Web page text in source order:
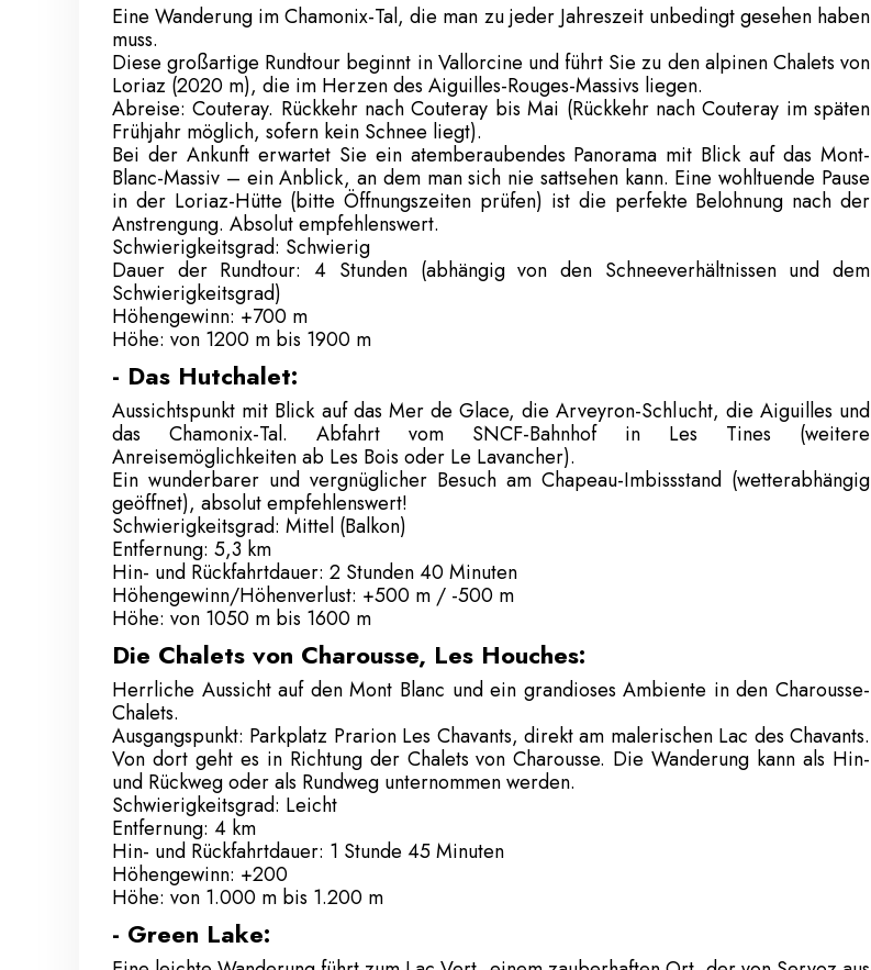
Eine Wanderung im Chamonix-Tal, die man zu jeder Jahreszeit unbedingt gesehen haben
muss.
Diese großartige Rundtour beginnt in Vallorcine und führt Sie zu den alpinen Chalets von
Loriaz (2020 m), die im Herzen des Aiguilles-Rouges-Massivs liegen.
Abreise: Couteray. Rückkehr nach Couteray bis Mai (Rückkehr nach Couteray im späten
Frühjahr möglich, sofern kein Schnee liegt).
Bei der Ankunft erwartet Sie ein atemberaubendes Panorama mit Blick auf das Mont-
Blanc-Massiv – ein Anblick, an dem man sich nie sattsehen kann. Eine wohltuende Pause
in der Loriaz-Hütte (bitte Öffnungszeiten prüfen) ist die perfekte Belohnung nach der
Anstrengung. Absolut empfehlenswert.
Schwierigkeitsgrad: Schwierig
Dauer der Rundtour: 4 Stunden (abhängig von den Schneeverhältnissen und dem
Schwierigkeitsgrad)
Höhengewinn: +700 m
Höhe: von 1200 m bis 1900 m
- Das Hutchalet:
Aussichtspunkt mit Blick auf das Mer de Glace, die Arveyron-Schlucht, die Aiguilles und
das Chamonix-Tal. Abfahrt vom SNCF-Bahnhof in Les Tines (weitere
Anreisemöglichkeiten ab Les Bois oder Le Lavancher).
Ein wunderbarer und vergnüglicher Besuch am Chapeau-Imbissstand (wetterabhängig
geöffnet), absolut empfehlenswert!
Schwierigkeitsgrad: Mittel (Balkon)
Entfernung: 5,3 km
Hin- und Rückfahrtdauer: 2 Stunden 40 Minuten
Höhengewinn/Höhenverlust: +500 m / -500 m
Höhe: von 1050 m bis 1600 m
Die Chalets von Charousse, Les Houches:
Herrliche Aussicht auf den Mont Blanc und ein grandioses Ambiente in den Charousse-
Chalets.
Ausgangspunkt: Parkplatz Prarion Les Chavants, direkt am malerischen Lac des Chavants.
Von dort geht es in Richtung der Chalets von Charousse. Die Wanderung kann als Hin-
und Rückweg oder als Rundweg unternommen werden.
Schwierigkeitsgrad: Leicht
Entfernung: 4 km
Hin- und Rückfahrtdauer: 1 Stunde 45 Minuten
Höhengewinn: +200
Höhe: von 1.000 m bis 1.200 m
- Green Lake: